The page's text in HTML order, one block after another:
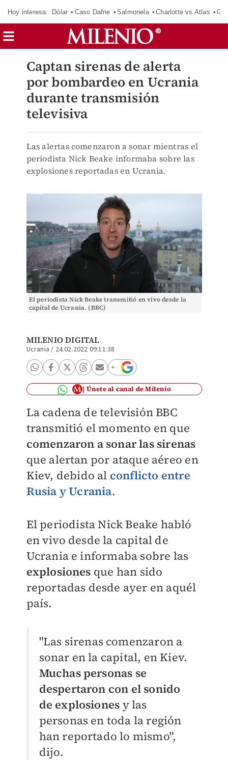
Hoy interesa: Dólar Caso Dafne Salmonela Charlotte vs Atlas
Captan sirenas de alerta
por bombardeo en Ucrania
durante transmisión
televisiva
Las alertas comenzaron a sonar mientras el
periodista Nick Beake informaba sobre las
explosiones reportadas en Ucrania.
El periodista Nick Beake transmitió en vivo desde la
capital de Ucrania. (BBC)
MILENIO DIGITAL
Ucrania / 24.02.2022 09:11:38
Únete al canal de Milenio
La cadena de televisión BBC
transmitió el momento en que
comenzaron a sonar las sirenas
que alertan por ataque aéreo en
Kiev, debido al conflicto entre
Rusia y Ucrania.
El periodistaNick Beake habló
en vivo desde la capital de
Ucrania e informaba sobre las
explosiones que han sido
reportadas desde ayer en aquél
país.
"Las sirenas comenzaron a
sonar en la capital, en Kiev.
Muchas personas se
despertaron con el sonido
de explosiones y las
personas en toda la región
han reportado lo mismo",
dijo.